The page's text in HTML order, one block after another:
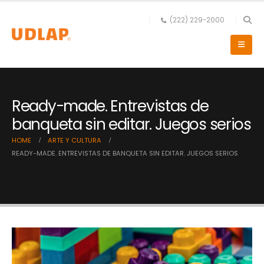
(222) 229-2000
Ready-made. Entrevistas de
banqueta sin editar. Juegos serios
HOME
ARTE Y CULTURA
READY-MADE. ENTREVISTAS DE BANQUETA SIN EDITAR. JUEGOS SERIOS